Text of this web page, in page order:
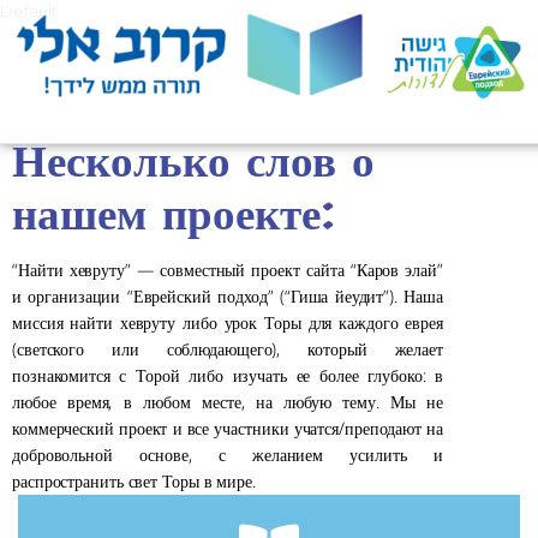
Default
Несколько слов о
нашем проекте:
“Найти хевруту” — совместный проект сайта “Каров элай”
и организации “Еврейский подход” (“Гиша йеудит”). Наша
миссия найти хевруту либо урок Торы для каждого еврея
(светского или соблюдающего), который желает
познакомится с Торой либо изучать ее более глубоко: в
любое время, в любом месте, на любую тему. Мы не
коммерческий проект и все участники учатся/преподают на
добровольной основе, с желанием усилить и
распространить свет Торы в мире.